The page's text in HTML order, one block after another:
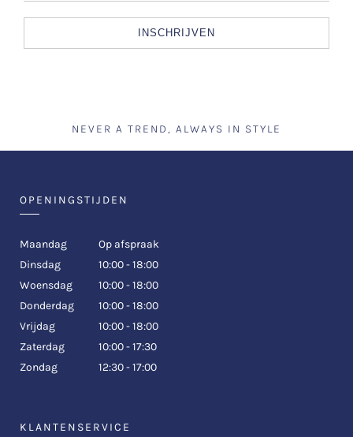
INSCHRIJVEN
NEVER A TREND, ALWAYS IN STYLE
OPENINGSTIJDEN
Maandag
Op afspraak
Dinsdag
10:00 - 18:00
Woensdag
10:00 - 18:00
Donderdag
10:00 - 18:00
Vrijdag
10:00 - 18:00
Zaterdag
10:00 - 17:30
Zondag
12:30 - 17:00
KLANTENSERVICE